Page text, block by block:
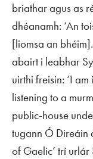
briathar agus as
dhéanamh: ‘An
[liomsa an
abairt i leabhar
uirthi freisin: ‘I
listening to a
public-house
tugann Ó Direáin
of Gaelic’ trí